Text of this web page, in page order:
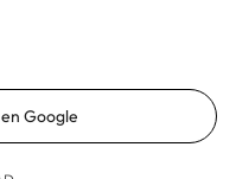
Google